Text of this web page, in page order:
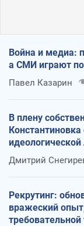
Война и медиа:
а СМИ играют
Павел Казарин
В плену
Константиновка
оккупантов
Дмитрий
Рекрутинг:
вражеский
требовательной